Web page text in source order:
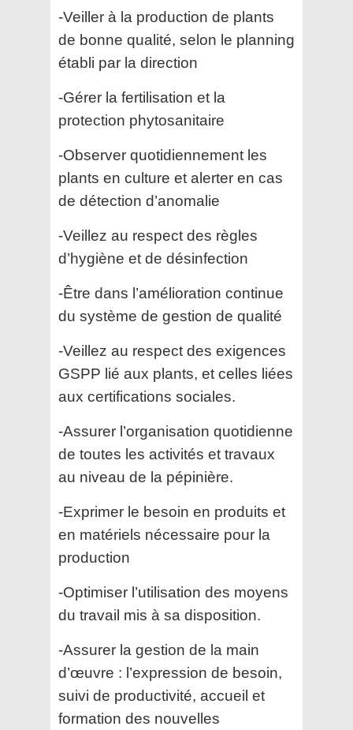
-Veiller à la production de plants
de bonne qualité, selon le planning
établi par la direction
-Gérer la fertilisation et la
protection phytosanitaire
-Observer quotidiennement les
plants en culture et alerter en cas
de détection d’anomalie
-Veillez au respect des règles
d’hygiène et de désinfection
-Être dans l’amélioration continue
du système de gestion de qualité
-Veillez au respect des exigences
GSPP lié aux plants, et celles liées
aux certifications sociales.
-Assurer l’organisation quotidienne
de toutes les activités et travaux
au niveau de la pépinière.
-Exprimer le besoin en produits et
en matériels nécessaire pour la
production
-Optimiser l’utilisation des moyens
du travail mis à sa disposition.
-Assurer la gestion de la main
d’œuvre : l’expression de besoin,
suivi de productivité, accueil et
formation des nouvelles